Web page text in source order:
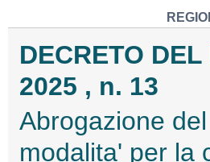
DECRETO
2025 , n. 13
Abrogazione
modalita' per la